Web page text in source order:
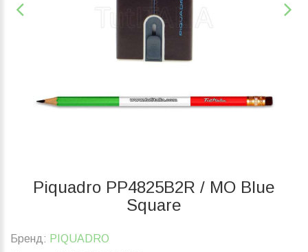
Piquadro PP4825B2R / MO Blue
Square
Бренд: PIQUADRO